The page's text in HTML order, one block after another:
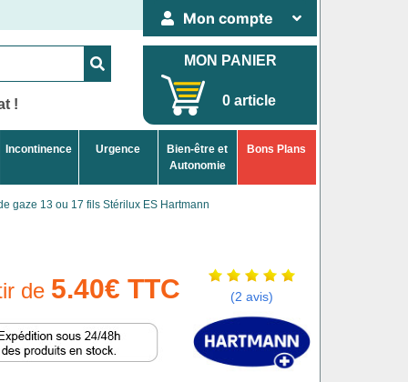
Mon compte
!
MON PANIER
0 article
Incontinence Urgence
Bien-être et
Autonomie
Bons Plans
gaze 13 ou 17 fils Stérilux ES Hartmann
de 5.40€ TTC (2 avis)